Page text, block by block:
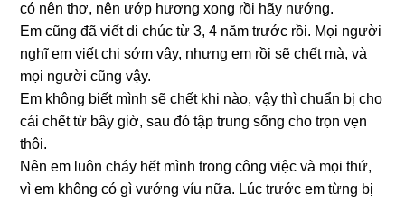
có nên thơ, nên ướp hương xong rồi hãy nướng.
Em cũng đã viết di chúc từ 3, 4 năm trước rồi. Mọi người
nghĩ em viết chi sớm vậy, nhưng em rồi sẽ chết mà, và
mọi người cũng vậy.
Em không biết mình sẽ chết khi nào, vậy thì chuẩn bị cho
cái chết từ bây giờ, sau đó tập trung sống cho trọn vẹn
thôi.
Nên em luôn cháy hết mình trong công việc và mọi thứ,
vì em không có gì vướng víu nữa. Lúc trước em từng bị